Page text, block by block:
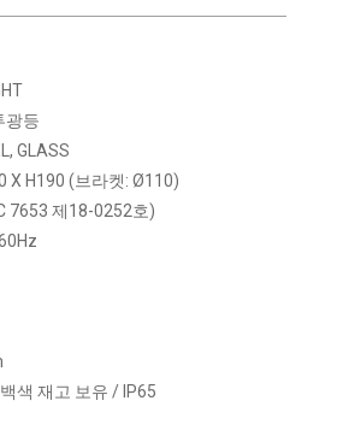
광등
GLASS
X H190 (브라켓: Ø110)
7653 제18-0252호)
색 재고 보유 / IP65